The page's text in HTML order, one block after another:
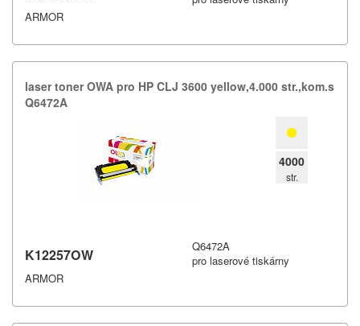
ARMOR
laser toner OWA pro HP CLJ 3600 yellow,​4.​000 str.​,​kom.​s
Q6472A
4000
str.
K12257OW
ARMOR
Q6472A
pro laserové tiskárny